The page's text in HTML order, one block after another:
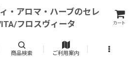
・アロマ・ハーブのセレ
フロスヴィータ
カート
商品検索 ご利用案内